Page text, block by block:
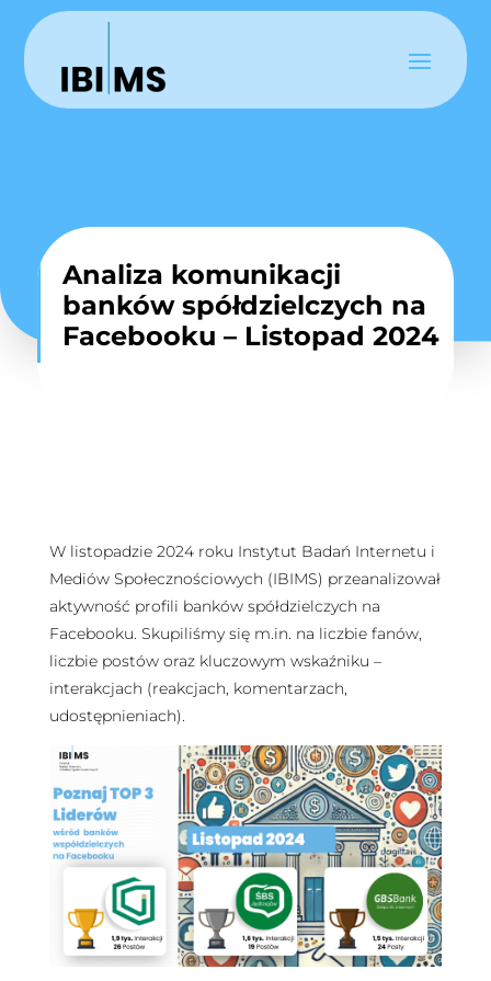
Analiza komunikacji
banków spółdzielczych na
Facebooku – Listopad 2024
W listopadzie 2024 roku Instytut Badań Internetu i
Mediów Społecznościowych (IBIMS) przeanalizował
aktywność profili banków spółdzielczych na
Facebooku. Skupiliśmy się m.in. na liczbie fanów,
liczbie postów oraz kluczowym wskaźniku –
interakcjach (reakcjach, komentarzach,
udostępnieniach).